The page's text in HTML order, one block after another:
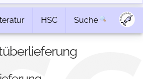
HSC Suche